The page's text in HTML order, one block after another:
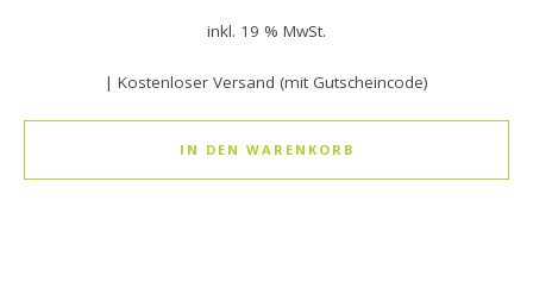
inkl. 19 % MwSt.
| Kostenloser Versand (mit Gutscheincode)
IN DEN WARENKORB